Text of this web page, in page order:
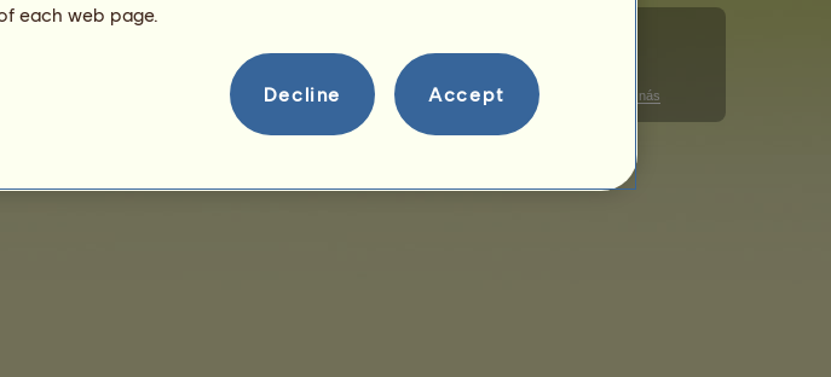
Právní informace Správa souborů cookie Pravidla chování Kontaktujte nás
each web page.
Decline Accept